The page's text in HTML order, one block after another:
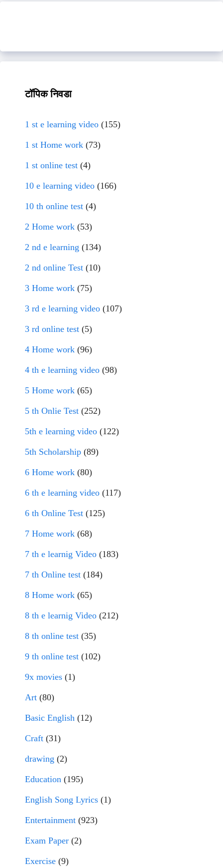
टॉपिक निवडा
1 st e learning video (155)
1 st Home work (73)
1 st online test (4)
10 e learning video (166)
10 th online test (4)
2 Home work (53)
2 nd e learning (134)
2 nd online Test (10)
3 Home work (75)
3 rd e learning video (107)
3 rd online test (5)
4 Home work (96)
4 th e learning video (98)
5 Home work (65)
5 th Onlie Test (252)
5th e learning video (122)
5th Scholarship (89)
6 Home work (80)
6 th e learning video (117)
6 th Online Test (125)
7 Home work (68)
7 th e learnig Video (183)
7 th Online test (184)
8 Home work (65)
8 th e learnig Video (212)
8 th online test (35)
9 th online test (102)
9x movies (1)
Art (80)
Basic English (12)
Craft (31)
drawing (2)
Education (195)
English Song Lyrics (1)
Entertainment (923)
Exam Paper (2)
Exercise (9)